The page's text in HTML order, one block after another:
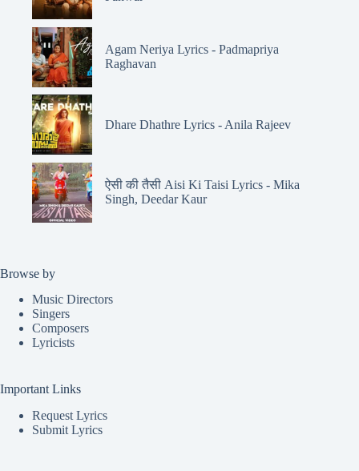
Agam Neriya Lyrics - Padmapriya
Raghavan
Dhare Dhathre Lyrics - Anila Rajeev
ऐसी की तैसी Aisi Ki Taisi Lyrics - Mika
Singh, Deedar Kaur
Browse by
Music Directors
Singers
Composers
Lyricists
Important Links
Request Lyrics
Submit Lyrics